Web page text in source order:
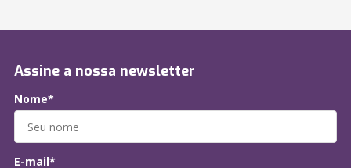
Assine a nossa newsletter
Nome*
E-mail*